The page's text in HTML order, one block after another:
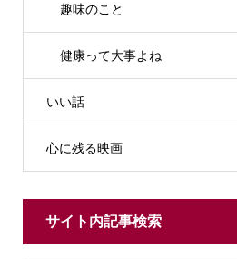
趣味のこと
健康って大事よね
いい話
心に残る映画
サイト内記事検索